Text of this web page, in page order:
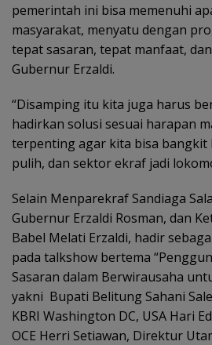
pemerintah ini bisa memenuhi
masyarakat, menyatu dengan
tepat sasaran, tepat manfaat,
Gubernur Erzaldi.
“Disamping itu kita juga harus
hadirkan solusi sesuai harapan
terpenting agar kita bisa bangkit
pulih, dan sektor ekraf jadi
Selain Menparekraf Sandiaga
Gubernur Erzaldi Rosman, dan
Babel Melati Erzaldi, hadir
pada talkshow bertema
Sasaran dalam Berwirausaha
yakni Bupati Belitung Sahani
KBRI Washington DC, USA Hari
OCE Herri Setiawan, Direktur